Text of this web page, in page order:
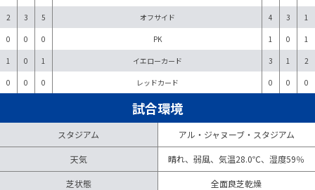
2 3 5 オフサイド 4 3 1
0 0 0 PK 1 0 1
1 0 1 イエローカード 3 1 2
0 0 0 レッドカード 0 0 0
試合環境
スタジアム アル・ジャヌーブ・スタジアム
天気 晴れ、弱風、気温28.0℃、湿度59％
芝状態 全面良芝乾燥